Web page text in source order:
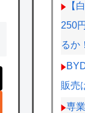
【
250
るか
販売
専